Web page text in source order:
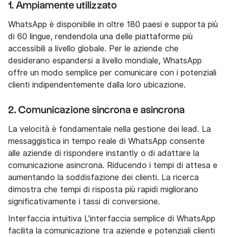
1. Ampiamente utilizzato
WhatsApp è disponibile in oltre 180 paesi e supporta più
di 60 lingue, rendendola una delle piattaforme più
accessibili a livello globale. Per le aziende che
desiderano espandersi a livello mondiale, WhatsApp
offre un modo semplice per comunicare con i potenziali
clienti indipendentemente dalla loro ubicazione.
2. Comunicazione sincrona e asincrona
La velocità è fondamentale nella gestione dei lead. La
messaggistica in tempo reale di WhatsApp consente
alle aziende di rispondere instantly o di adattare la
comunicazione asincrona. Riducendo i tempi di attesa e
aumentando la soddisfazione dei clienti. La ricerca
dimostra che tempi di risposta più rapidi migliorano
significativamente i tassi di conversione.
Interfaccia intuitiva L'interfaccia semplice di WhatsApp
facilita la comunicazione tra aziende e potenziali clienti